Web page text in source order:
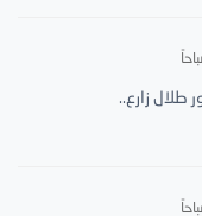
طلال زارع..